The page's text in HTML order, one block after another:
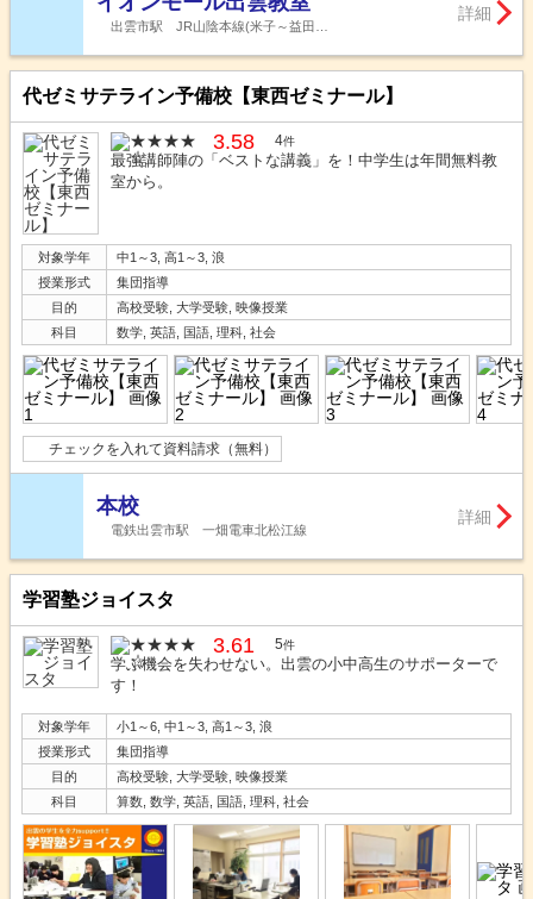
出雲市駅 JR山陰本線(米子～益田…
詳細
代ゼミサテライン予備校【東西ゼミナール】
3.58 4件
最強講師陣の「ベストな講義」を！中学生は年間無料教
室から。
対象学年
中1～3, 高1～3, 浪
授業形式
集団指導
目的
高校受験, 大学受験, 映像授業
科目
数学, 英語, 国語, 理科, 社会
チェックを入れて資料請求（無料）
本校
電鉄出雲市駅 一畑電車北松江線
詳細
学習塾ジョイスタ
3.61 5件
学ぶ機会を失わせない。出雲の小中高生のサポーターで
す！
対象学年
小1～6, 中1～3, 高1～3, 浪
授業形式
集団指導
目的
高校受験, 大学受験, 映像授業
科目
算数, 数学, 英語, 国語, 理科, 社会